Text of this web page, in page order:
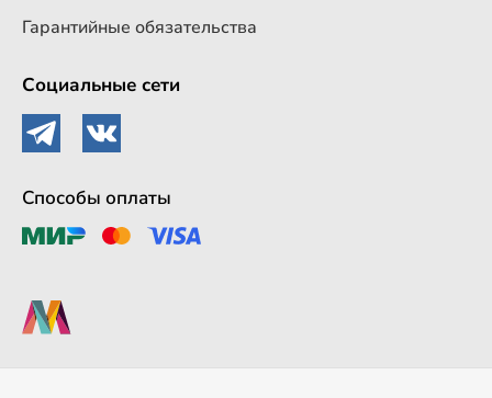
Гарантийные обязательства
Социальные сети
Способы оплаты